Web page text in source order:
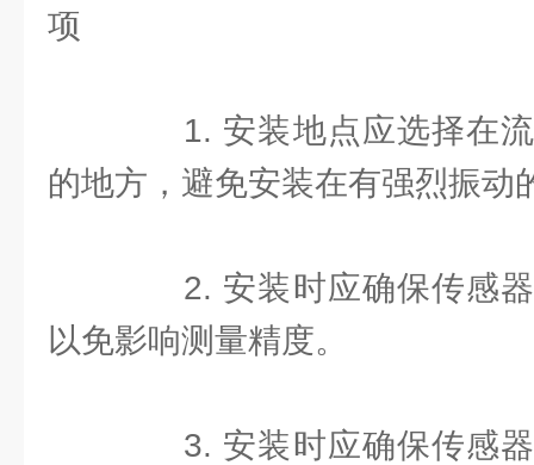
项
1. 安装地点应选择在流
的地方，避免安装在有强烈振动
2. 安装时应确保传感器
以免影响测量精度。
3. 安装时应确保传感器